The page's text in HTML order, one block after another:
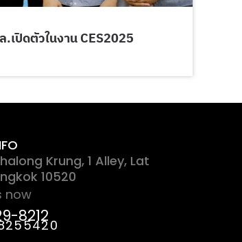
เปิดตัวในงาน CES2025
Krung, 1 Alley, Lat
10520
now
8212